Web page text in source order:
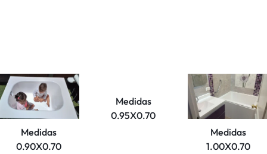
Medidas
0.90X0.70
Medidas
0.95X0.70
Medidas
1.00X0.70